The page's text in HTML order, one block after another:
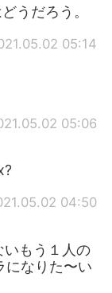
うだろう。
05:14
05:06
04:50
いもう１人の
になりた〜い